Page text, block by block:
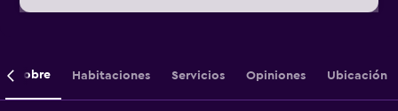
Sobre Habitaciones Servicios Opiniones Ubicación